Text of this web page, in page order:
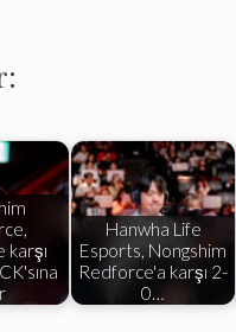
karşı
Hanwha Life
Esports, Nongshim
Redforce'a karşı 2-
0…